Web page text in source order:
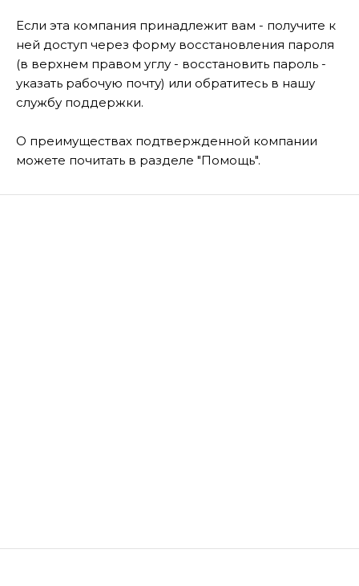
Если эта компания принадлежит вам - получите к
ней доступ через форму восстановления пароля
(в верхнем правом углу - восстановить пароль -
указать рабочую почту) или обратитесь в нашу
службу поддержки.
О преимуществах подтвержденной компании
можете почитать в разделе "Помощь".